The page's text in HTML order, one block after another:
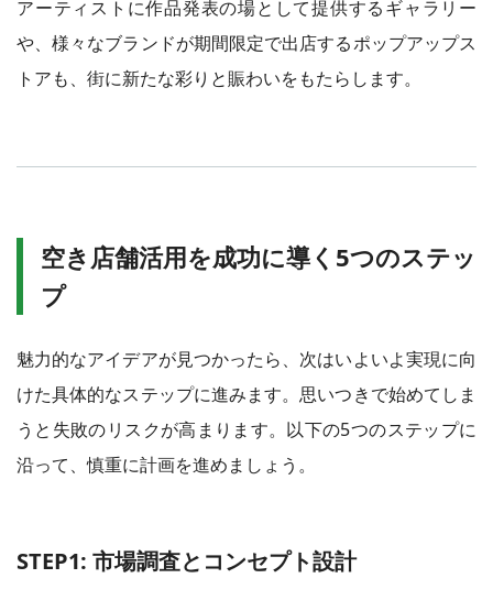
アーティストに作品発表の場として提供するギャラリー
や、様々なブランドが期間限定で出店するポップアップス
トアも、街に新たな彩りと賑わいをもたらします。
空き店舗活用を成功に導く5つのステッ
プ
魅力的なアイデアが見つかったら、次はいよいよ実現に向
けた具体的なステップに進みます。思いつきで始めてしま
うと失敗のリスクが高まります。以下の5つのステップに
沿って、慎重に計画を進めましょう。
STEP1: 市場調査とコンセプト設計